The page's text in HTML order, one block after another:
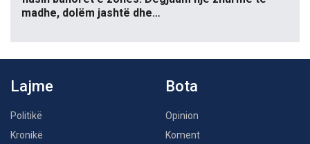
madhe, dolëm jashtë dhe…
Lajme
Politikë
Kronikë
Bota
Opinion
Koment